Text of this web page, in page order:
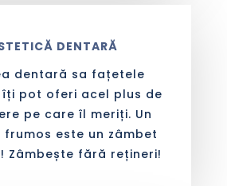
DENTARĂ
dentară sa fațetele
pot oferi acel plus de
pe care îl meriți. Un
frumos este un zâmbet
Zâmbește fără rețineri!